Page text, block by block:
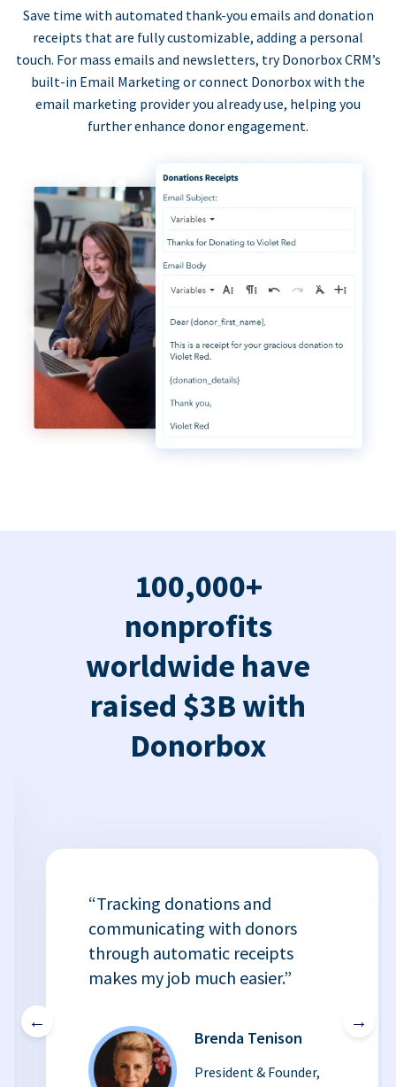
Save time with automated thank-you emails and donation
receipts that are fully customizable, adding a personal
touch. For mass emails and newsletters, try Donorbox CRM’s
built-in Email Marketing or connect Donorbox with the
email marketing provider you already use, helping you
further enhance donor engagement.
100,000+
nonprofits
worldwide have
raised $3B with
Donorbox
←
“Tracking donations and
communicating with donors
through automatic receipts
makes my job much easier.”
Brenda Tenison
President & Founder,
→